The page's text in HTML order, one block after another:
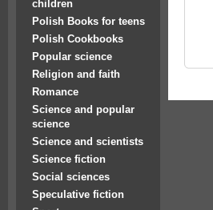
children
Polish Books for teens
Polish Cookbooks
Popular science
Religion and faith
Romance
Science and popular
science
Science and scientists
Science fiction
Social sciences
Speculative fiction